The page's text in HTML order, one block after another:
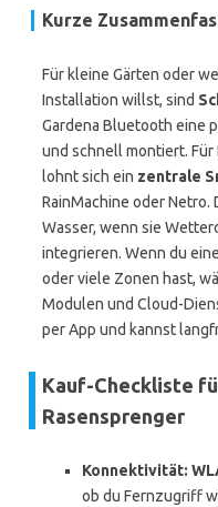
Kurze
Für kleine Gärten oder
Installation willst, sind
Gardena Bluetooth eine
und schnell montiert.
lohnt sich ein zentrale
RainMachine oder Netro.
Wasser, wenn sie
integrieren. Wenn du
oder viele Zonen hast,
Modulen und Cloud-
per App und kannst
Kauf-Checkliste
Rasensprenger
Konnektivität:
ob du Fernzugriff